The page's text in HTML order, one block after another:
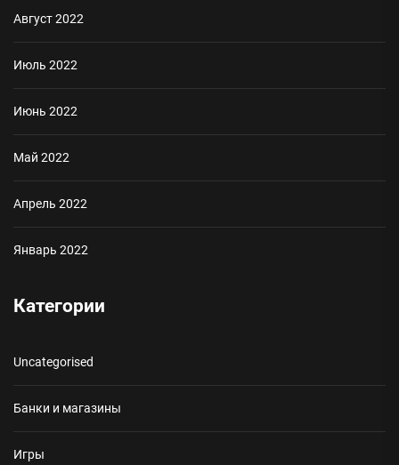
Август 2022
Июль 2022
Июнь 2022
Май 2022
Апрель 2022
Январь 2022
Категории
Uncategorised
Банки и магазины
Игры